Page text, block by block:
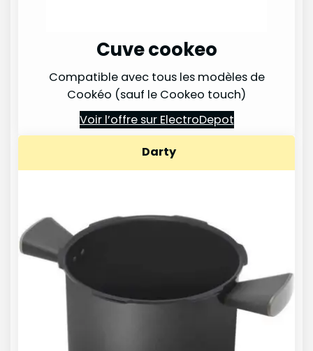
Cuve cookeo
Compatible avec tous les modèles de
Cookéo (sauf le Cookeo touch)
Voir l’offre sur ElectroDepot
Darty